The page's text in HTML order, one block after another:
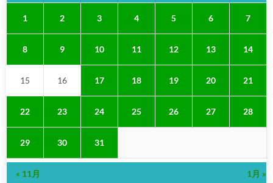
1 2 3 4 5 6 7
8 9 10 11 12 13 14
15 16 17 18 19 20 21
22 23 24 25 26 27 28
29 30 31
« 11月 1月 »